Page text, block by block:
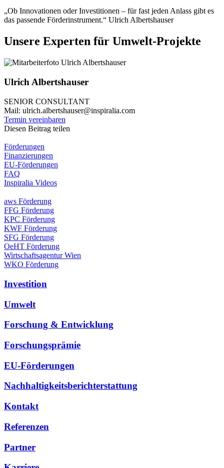
„Ob Innovationen oder Investitionen – für fast jeden Anlass gibt es
das passende Förderinstrument.“ Ulrich Albertshauser
Unsere Experten für Umwelt-Projekte
Ulrich Albertshauser
SENIOR CONSULTANT
Mail: ulrich.albertshauser@inspiralia.com
Termin vereinbaren
Diesen Beitrag teilen
Förderungen
Finanzierungen
EU-Förderungen
FAQ
Inspiralia Videos
aws Förderung
FFG Förderung
KPC Förderung
KWF Förderung
SFG Förderung
OeHT Förderung
Wirtschaftsagentur Wien
WKO Förderung
Investition
Umwelt
Forschung & Entwicklung
Forschungsprämie
EU-Förderungen
Nachhaltigkeitsberichterstattung
Kontakt
Referenzen
Partner